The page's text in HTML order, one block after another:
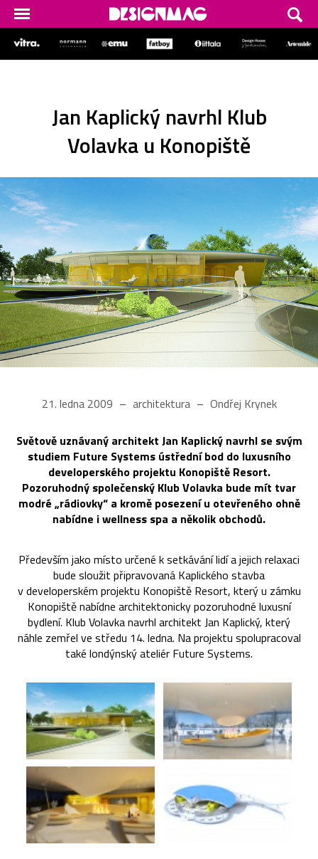
Jan Kaplický navrhl Klub
Volavka u Konopiště
21. ledna 2009 architektura Ondřej Krynek
Světově uznávaný architekt Jan Kaplický navrhl se svým
studiem Future Systems ústřední bod do luxusního
developerského projektu Konopiště Resort.
Pozoruhodný společenský Klub Volavka bude mít tvar
modré „rádiovky“ a kromě posezení u otevřeného ohně
nabídne i wellness spa a několik obchodů.
Především jako místo určené k setkávání lidí a jejich relaxaci
bude sloužit připravovaná Kaplického stavba
v developerském projektu Konopiště Resort, který u zámku
Konopiště nabídne architektonicky pozoruhodné luxusní
bydlení. Klub Volavka navrhl architekt Jan Kaplický, který
náhle zemřel ve středu 14. ledna. Na projektu spolupracoval
také londýnský ateliér Future Systems.